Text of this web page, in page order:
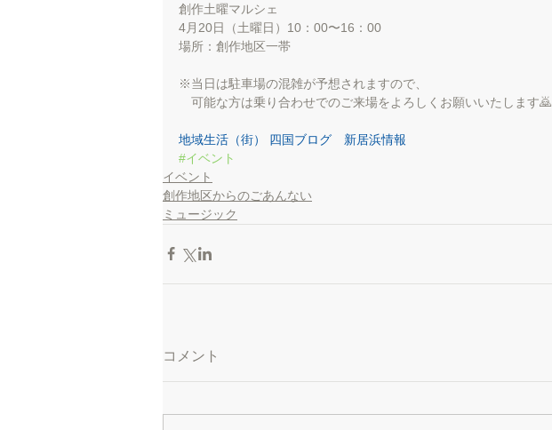
創作土曜マルシェ
4月20日（土曜日）10：00〜16：00
場所：創作地区一帯
※当日は駐車場の混雑が予想されますので、
可能な方は乗り合わせでのご来場をよろしくお願いいたします🙇
地域生活（街） 四国ブログ　新居浜情報
#イベント
イベント
創作地区からのごあんない
ミュージック
コメント